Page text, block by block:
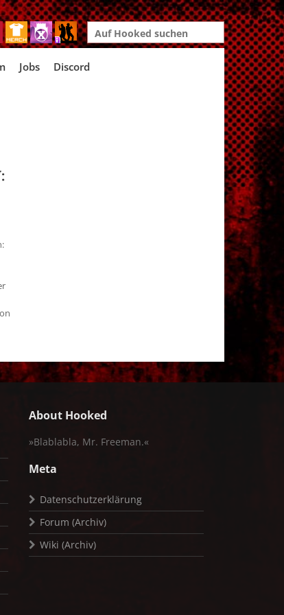
Search
for:
Jobs Discord
About Hooked
»Blablabla, Mr. Freeman.«
Meta
Datenschutzerklärung
Forum (Archiv)
Wiki (Archiv)